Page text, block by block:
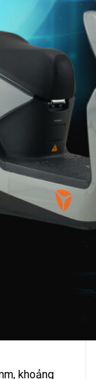
khoảng